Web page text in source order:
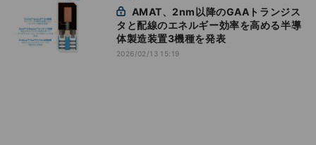
タと配線のエネルギー効率を高める半導
体製造装置3機種を発表
2026/02/13 15:19